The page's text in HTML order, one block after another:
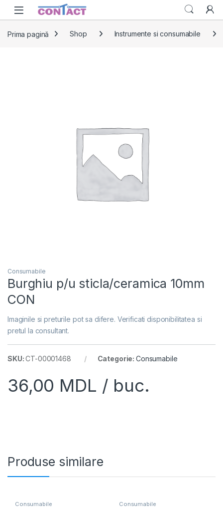
Skip to navigation
Skip to content
Prima pagină Shop Instrumente si consumabile
Consumabile
Burghiu p/u sticla/ceramica 10mm
CON
Imaginile si preturile pot sa difere. Verificati disponibilitatea si
pretul la consultant.
SKU:CT-00001468 Categorie: Consumabile
36,00 MDL / buc.
Produse similare
Consumabile Consumabile